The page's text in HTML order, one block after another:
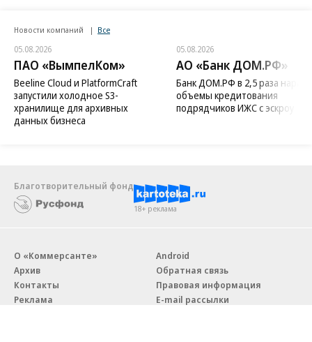
Новости компаний Все
05.08.2026
ПАО «ВымпелКом»
Beeline Cloud и PlatformCraft
запустили холодное S3-
хранилище для архивных
данных бизнеса
05.08.2026
АО «Банк ДОМ.РФ»
Банк ДОМ.РФ в 2,5 раза
объемы кредитования
подрядчиков ИЖС с эскроу
Благотворительный фонд
18+ реклама
О «Коммерсанте»
Архив
Контакты
Реклама
Android
Обратная связь
Правовая информация
E-mail рассылки